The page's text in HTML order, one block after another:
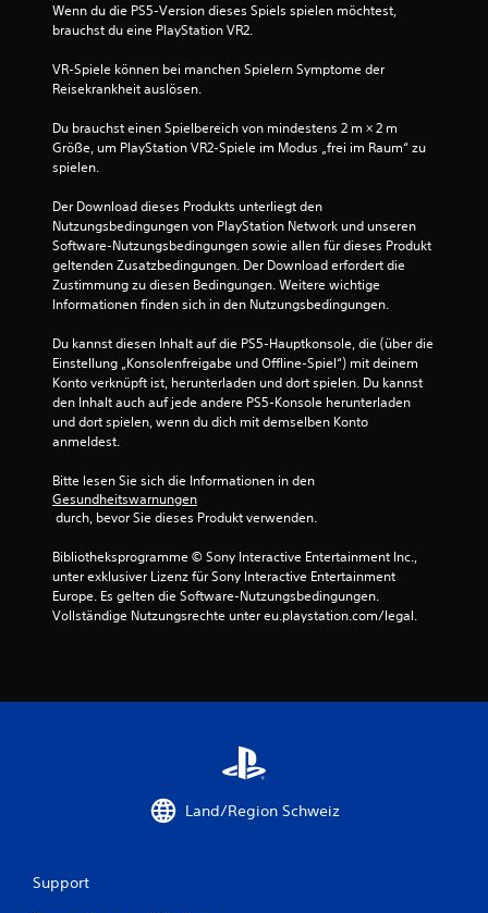
Wenn du die PS5-Version dieses Spiels spielen möchtest,
brauchst du eine PlayStation VR2.
VR-Spiele können bei manchen Spielern Symptome der
Reisekrankheit auslösen.
Du brauchst einen Spielbereich von mindestens 2 m × 2 m
Größe, um PlayStation VR2-Spiele im Modus „frei im Raum“ zu
spielen.
Der Download dieses Produkts unterliegt den
Nutzungsbedingungen von PlayStation Network und unseren
Software-Nutzungsbedingungen sowie allen für dieses Produkt
geltenden Zusatzbedingungen. Der Download erfordert die
Zustimmung zu diesen Bedingungen. Weitere wichtige
Informationen finden sich in den Nutzungsbedingungen.
Du kannst diesen Inhalt auf die PS5-Hauptkonsole, die (über die
Einstellung „Konsolenfreigabe und Offline-Spiel“) mit deinem
Konto verknüpft ist, herunterladen und dort spielen. Du kannst
den Inhalt auch auf jede andere PS5-Konsole herunterladen
und dort spielen, wenn du dich mit demselben Konto
anmeldest.
Bitte lesen Sie sich die Informationen in den
Gesundheitswarnungen
durch, bevor Sie dieses Produkt verwenden.
Bibliotheksprogramme © Sony Interactive Entertainment Inc.,
unter exklusiver Lizenz für Sony Interactive Entertainment
Europe. Es gelten die Software-Nutzungsbedingungen.
Vollständige Nutzungsrechte unter eu.playstation.com/legal.
Land/Region Schweiz
Support